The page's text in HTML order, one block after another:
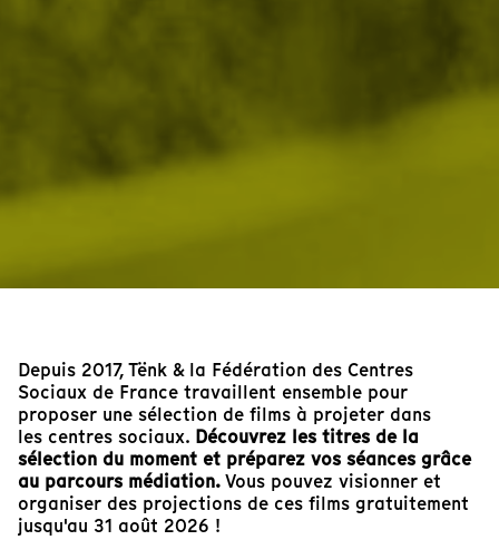
Depuis 2017, Tënk & la Fédération des Centres
Sociaux de France travaillent ensemble pour
proposer une sélection de films à projeter dans
les centres sociaux. Découvrez les titres de la
sélection du moment et préparez vos séances grâce
au parcours médiation.Vous pouvez visionner et
organiser des projections de ces films gratuitement
jusqu'au 31 août 2026 !